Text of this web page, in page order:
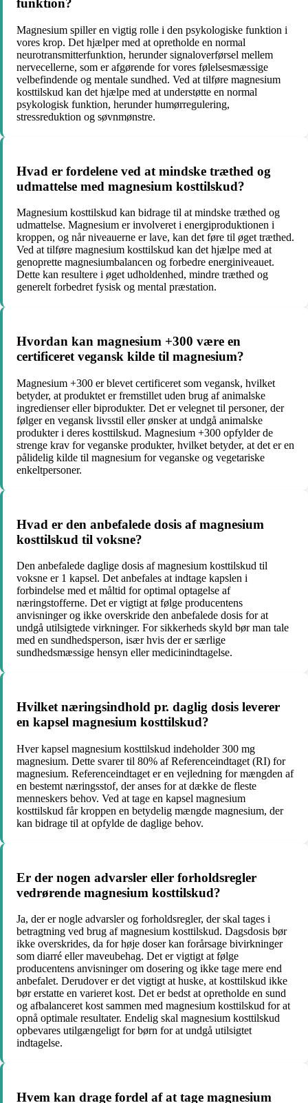
funktion?
Magnesium spiller en vigtig rolle i den psykologiske funktion i
vores krop. Det hjælper med at opretholde en normal
neurotransmitterfunktion, herunder signaloverførsel mellem
nervecellerne, som er afgørende for vores følelsesmæssige
velbefindende og mentale sundhed. Ved at tilføre magnesium
kosttilskud kan det hjælpe med at understøtte en normal
psykologisk funktion, herunder humørregulering,
stressreduktion og søvnmønstre.
Hvad er fordelene ved at mindske træthed og
udmattelse med magnesium kosttilskud?
Magnesium kosttilskud kan bidrage til at mindske træthed og
udmattelse. Magnesium er involveret i energiproduktionen i
kroppen, og når niveauerne er lave, kan det føre til øget træthed.
Ved at tilføre magnesium kosttilskud kan det hjælpe med at
genoprette magnesiumbalancen og forbedre energiniveauet.
Dette kan resultere i øget udholdenhed, mindre træthed og
generelt forbedret fysisk og mental præstation.
Hvordan kan magnesium +300 være en
certificeret vegansk kilde til magnesium?
Magnesium +300 er blevet certificeret som vegansk, hvilket
betyder, at produktet er fremstillet uden brug af animalske
ingredienser eller biprodukter. Det er velegnet til personer, der
følger en vegansk livsstil eller ønsker at undgå animalske
produkter i deres kosttilskud. Magnesium +300 opfylder de
strenge krav for veganske produkter, hvilket betyder, at det er en
pålidelig kilde til magnesium for veganske og vegetariske
enkeltpersoner.
Hvad er den anbefalede dosis af magnesium
kosttilskud til voksne?
Den anbefalede daglige dosis af magnesium kosttilskud til
voksne er 1 kapsel. Det anbefales at indtage kapslen i
forbindelse med et måltid for optimal optagelse af
næringstofferne. Det er vigtigt at følge producentens
anvisninger og ikke overskride den anbefalede dosis for at
undgå utilsigtede virkninger. For sikkerheds skyld bør man tale
med en sundhedsperson, især hvis der er særlige
sundhedsmæssige hensyn eller medicinindtagelse.
Hvilket næringsindhold pr. daglig dosis leverer
en kapsel magnesium kosttilskud?
Hver kapsel magnesium kosttilskud indeholder 300 mg
magnesium. Dette svarer til 80% af Referenceindtaget (RI) for
magnesium. Referenceindtaget er en vejledning for mængden af
​​en bestemt næringsstof, der anses for at dække de fleste
menneskers behov. Ved at tage en kapsel magnesium
kosttilskud får kroppen en betydelig mængde magnesium, der
kan bidrage til at opfylde de daglige behov.
Er der nogen advarsler eller forholdsregler
vedrørende magnesium kosttilskud?
Ja, der er nogle advarsler og forholdsregler, der skal tages i
betragtning ved brug af magnesium kosttilskud. Dagsdosis bør
ikke overskrides, da for høje doser kan forårsage bivirkninger
som diarré eller maveubehag. Det er vigtigt at følge
producentens anvisninger om dosering og ikke tage mere end
anbefalet. Derudover er det vigtigt at huske, at kosttilskud ikke
bør erstatte en varieret kost. Det er bedst at opretholde en sund
og afbalanceret kost sammen med magnesium kosttilskud for at
opnå optimale resultater. Endelig skal magnesium kosttilskud
opbevares utilgængeligt for børn for at undgå utilsigtet
indtagelse.
Hvem kan drage fordel af at tage magnesium